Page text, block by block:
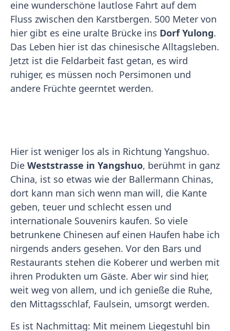
eine wunderschöne lautlose Fahrt auf dem
Fluss zwischen den Karstbergen. 500 Meter von
hier gibt es eine uralte Brücke ins Dorf Yulong.
Das Leben hier ist das chinesische Alltagsleben.
Jetzt ist die Feldarbeit fast getan, es wird
ruhiger, es müssen noch Persimonen und
andere Früchte geerntet werden.
Hier ist weniger los als in Richtung Yangshuo.
Die Weststrasse in Yangshuo, berühmt in ganz
China, ist so etwas wie der Ballermann Chinas,
dort kann man sich wenn man will, die Kante
geben, teuer und schlecht essen und
internationale Souvenirs kaufen. So viele
betrunkene Chinesen auf einen Haufen habe ich
nirgends anders gesehen. Vor den Bars und
Restaurants stehen die Koberer und werben mit
ihren Produkten um Gäste. Aber wir sind hier,
weit weg von allem, und ich genieße die Ruhe,
den Mittagsschlaf, Faulsein, umsorgt werden.
Es ist Nachmittag: Mit meinem Liegestuhl bin